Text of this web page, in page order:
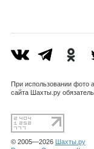
При использовании фото
сайта Шахты.ру
© 2005—2026 Шахты.ру